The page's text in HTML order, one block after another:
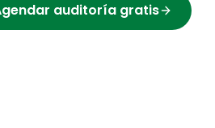
auditoría gratis